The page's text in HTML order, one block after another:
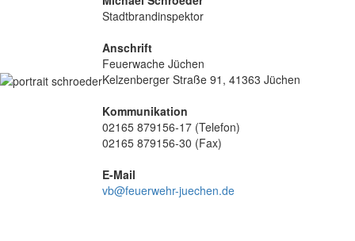
Stadtbrandinspektor
Anschrift
Feuerwache Jüchen
Kelzenberger Straße 91, 41363 Jüchen
Kommunikation
02165 879156-17 (Telefon)
02165 879156-30 (Fax)
E-Mail
vb@feuerwehr-juechen.de